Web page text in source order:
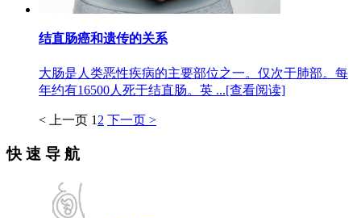
结直肠癌和遗传的关系
大肠是人类恶性疾病的主要部位之一。仅次于肺部。每
年约有16500人死于结直肠。英 ...[查看阅读]
< 上一页 1 2 下一页 >
快 速 导 航